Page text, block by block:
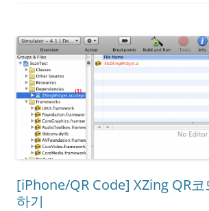
[iPhone/QR Code] XZing QR
하기